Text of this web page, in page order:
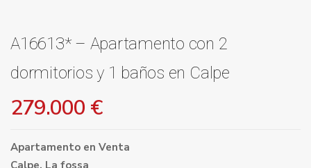
A16613* – Apartamento con 2
dormitorios y 1 baños en Calpe
279.000 €
Apartamento en Venta
Calpe, La fossa